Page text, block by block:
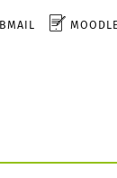
MOODLE